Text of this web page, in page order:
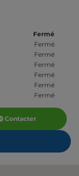
Fermé
Fermé
Fermé
Fermé
Fermé
Fermé
Fermé
Contacter